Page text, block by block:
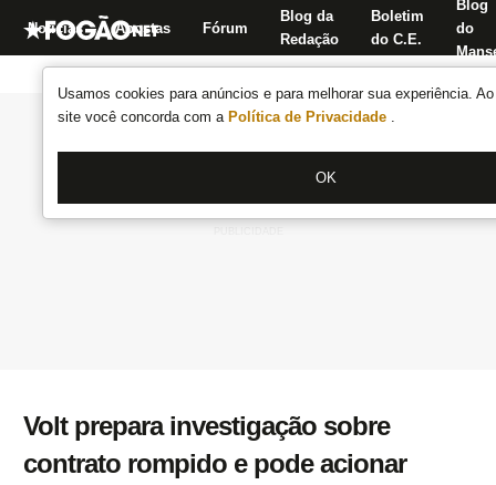
Usamos cookies para anúncios e para melhorar sua experiência.
site você concorda com a Política de Privacidade .
OK
Notícias Apostas Fórum
Blog da
Redação
Boletim
do C.E.
Blog
do
Volt prepara investigação sobre
contrato rompido e pode acionar